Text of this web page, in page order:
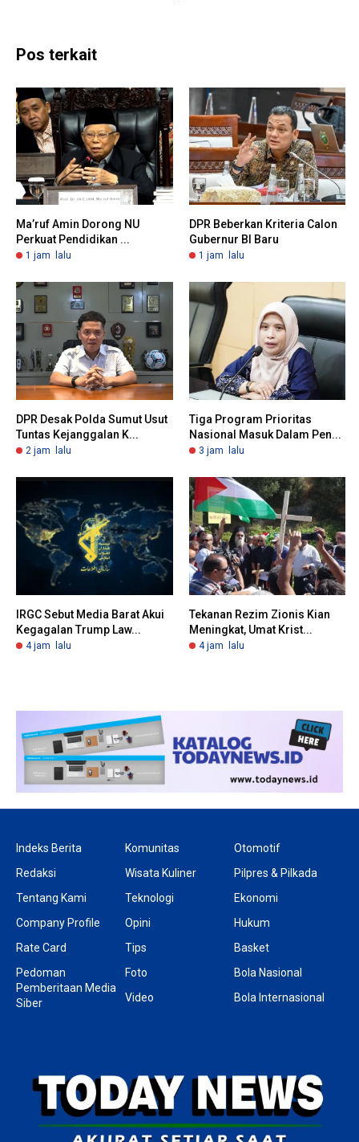
Pos terkait
Ma’ruf Amin Dorong NU
Perkuat Pendidikan ...
1 jam lalu
DPR Beberkan Kriteria Calon
Gubernur BI Baru
1 jam lalu
DPR Desak Polda Sumut Usut
Tuntas Kejanggalan K...
2 jam lalu
Tiga Program Prioritas
Nasional Masuk Dalam Pen...
3 jam lalu
IRGC Sebut Media Barat Akui
Kegagalan Trump Law...
4 jam lalu
Tekanan Rezim Zionis Kian
Meningkat, Umat Krist...
4 jam lalu
Indeks Berita
Redaksi
Tentang Kami
Company Profile
Rate Card
Pedoman
Pemberitaan Media
Siber
Komunitas
Wisata Kuliner
Teknologi
Opini
Tips
Foto
Video
Otomotif
Pilpres & Pilkada
Ekonomi
Hukum
Basket
Bola Nasional
Bola Internasional